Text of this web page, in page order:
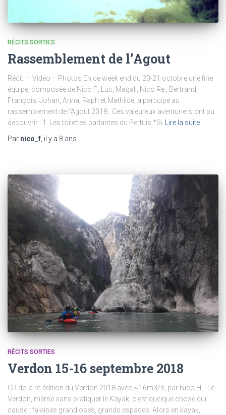
RÉCITS SORTIES
Rassemblement de l’Agout
Récit – Vidéo – Photos En ce week end du 20-21 octobre une fine
équipe, composée de Nico F., Luc, Magali, Nico Re., Bertrand,
François, Johan, Anna, Raph et Mathilde, a participé au
rassemblement de l’Agout 2018 . Ces valeureux aventuriers ont pu
découvrir : 1. Les toilettes parlantes du Pertuis *Si
Lire la suite
Par nico_f , il y a 8 ans
RÉCITS SORTIES
Verdon 15-16 septembre 2018
CR de la ré-édition du Verdon 2018 avec ~16m3/s, par Nico H. Le
Verdon, même sans pratiquer le Kayak, c’est quelque chose qui
cause : falaises grandioses, grands espaces. Alors en kayak,